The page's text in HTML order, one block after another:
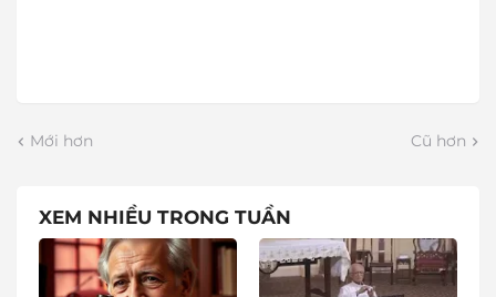
Mới hơn Cũ hơn
XEM NHIỀU TRONG TUẦN